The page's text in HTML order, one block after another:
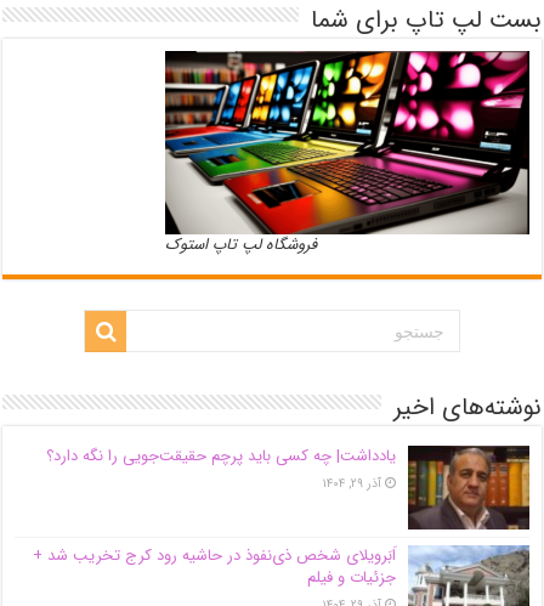
بست لپ تاپ برای شما
فروشگاه لپ تاپ استوک
نوشته‌های اخیر
یادداشت| ‌چه کسی باید پرچم حقیقت‌جویی را نگه دارد؟
آذر ۲۹, ۱۴۰۴
اَبَر‌ویلای شخص ذی‌نفوذ در حاشیه‌ رود کرج تخریب شد +
جزئیات و فیلم